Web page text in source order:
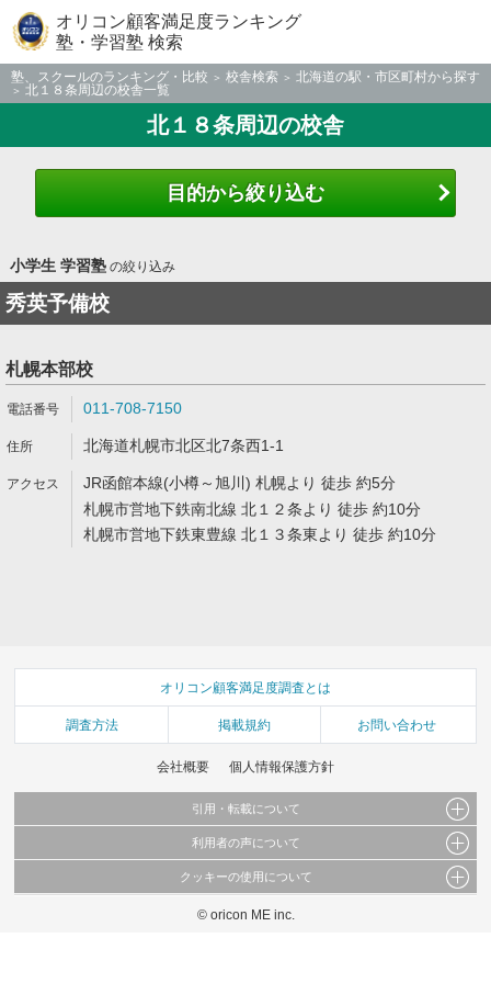
オリコン顧客満足度ランキング
塾・学習塾 検索
塾、スクールのランキング・比較 校舎検索
北海道の駅・市区町村から探す
北１８条周辺の校舎一覧
北１８条周辺の校舎
目的から絞り込む
小学生 学習塾の絞り込み
秀英予備校
札幌本部校
011-708-7150
北海道札幌市北区北7条西1-1
JR函館本線(小樽～旭川) 札幌より 徒歩 約5分
札幌市営地下鉄南北線 北１２条より 徒歩 約10分
札幌市営地下鉄東豊線 北１３条東より 徒歩 約10分
オリコン顧客満足度調査とは
調査方法 掲載規約 お問い合わせ
会社概要 個人情報保護方針
引用・転載について
当サイトで公開されている情報（文字、写真、イラスト、画像データ等）及びこれらの配
これらの情報を権利者の許可なく無断転載・複製などの二次利用を行うことは固く禁じて
利用者の声について
当サイトに掲載している内容はすべてサービスの利用者が提出された見解・感想です。
弊社の見解・ 意見ではないことをご理解いただいた上でご覧ください。
クッキーの使用について
このサイトでは Cookie を使用して、ユーザーに合わせたコンテンツや広告の表示、ソー
© oricon ME inc.